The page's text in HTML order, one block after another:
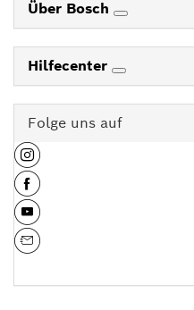
Über Bosch
Hilfecenter
Folge uns auf